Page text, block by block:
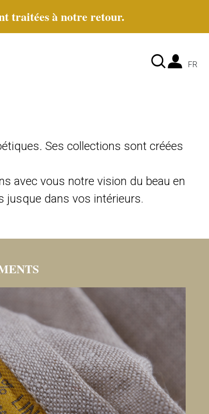
traitées à notre retour.
FR
. Ses collections sont créées
avec vous notre vision du beau en
jusque dans vos intérieurs.